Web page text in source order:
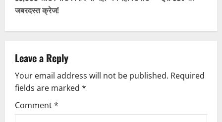
n
v
i
g
जबरदस्त क्रेज!
Leave a Reply
Your email address will not be published. Required
fields are marked *
Comment*